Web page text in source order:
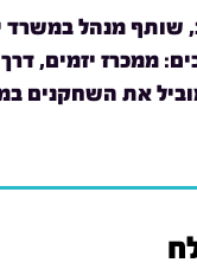
שותף מנהל במשרד
ממכרז יזמים, דרך
את השחקנים